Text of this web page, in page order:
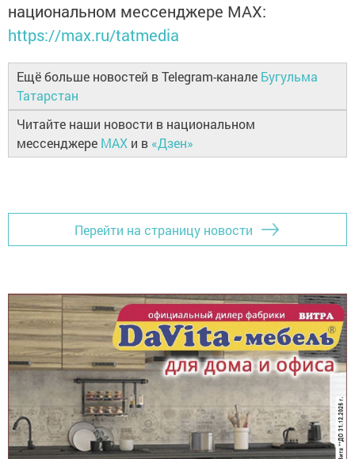
национальном мессенджере MАХ:
https://max.ru/tatmedia
Ещё больше новостей в Telegram-канале Бугульма
Татарстан
Читайте наши новости в национальном
мессенджере MAX и в «Дзен»
Перейти на страницу новости